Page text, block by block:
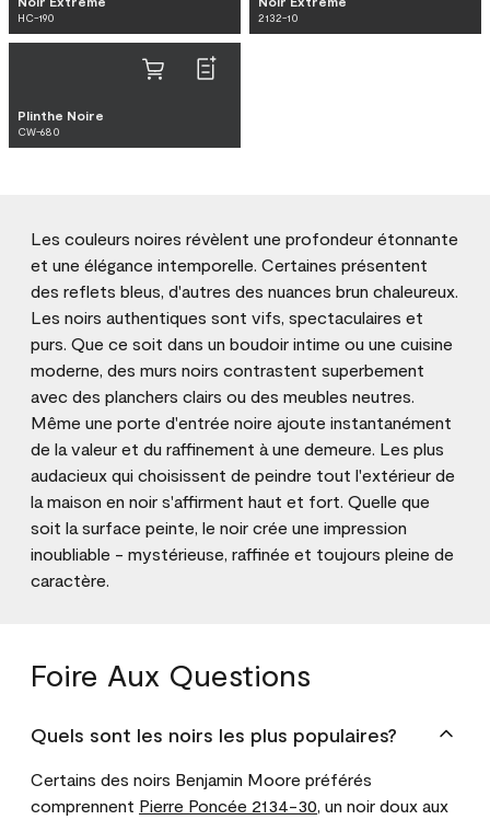
HC-190 2132-10
Plinthe Noire
CW-680
Les couleurs noires révèlent une profondeur étonnante
et une élégance intemporelle. Certaines présentent
des reflets bleus, d'autres des nuances brun chaleureux.
Les noirs authentiques sont vifs, spectaculaires et
purs. Que ce soit dans un boudoir intime ou une cuisine
moderne, des murs noirs contrastent superbement
avec des planchers clairs ou des meubles neutres.
Même une porte d'entrée noire ajoute instantanément
de la valeur et du raffinement à une demeure. Les plus
audacieux qui choisissent de peindre tout l'extérieur de
la maison en noir s'affirment haut et fort. Quelle que
soit la surface peinte, le noir crée une impression
inoubliable - mystérieuse, raffinée et toujours pleine de
caractère.
Foire Aux Questions
Quels sont les noirs les plus populaires?
Certains des noirs Benjamin Moore préférés
comprennent Pierre Poncée 2134-30, un noir doux aux